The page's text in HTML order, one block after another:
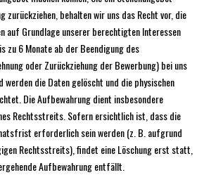
zurückziehen, behalten wir uns das Recht vor, die
auf Grundlage unserer berechtigten Interessen
zu 6 Monate ab der Beendigung des
oder Zurückziehung der Bewerbung) bei uns
werden die Daten gelöscht und die physischen
Die Aufbewahrung dient insbesondere
Rechtsstreits. Sofern ersichtlich ist, dass die
erforderlich sein werden (z. B. aufgrund
Rechtsstreits), findet eine Löschung erst statt,
Aufbewahrung entfällt.